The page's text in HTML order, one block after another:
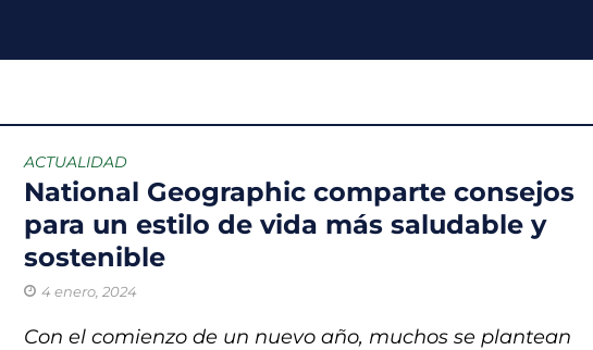
Startups de reciclaje, un proyecto para convertir residuos en objetos y darles una
México registra una notable recuperación frente a la sequía, aunque persisten
COLUMNA HORAS EXTRAS México no necesita cifras: necesita empleos
El rastro invisible
ACTUALIDAD
National Geographic comparte consejos
para un estilo de vida más saludable y
sostenible
4 enero, 2024
Con el comienzo de un nuevo año, muchos se plantean